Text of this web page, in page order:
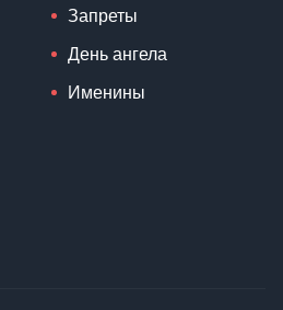
Запреты
День ангела
Именины